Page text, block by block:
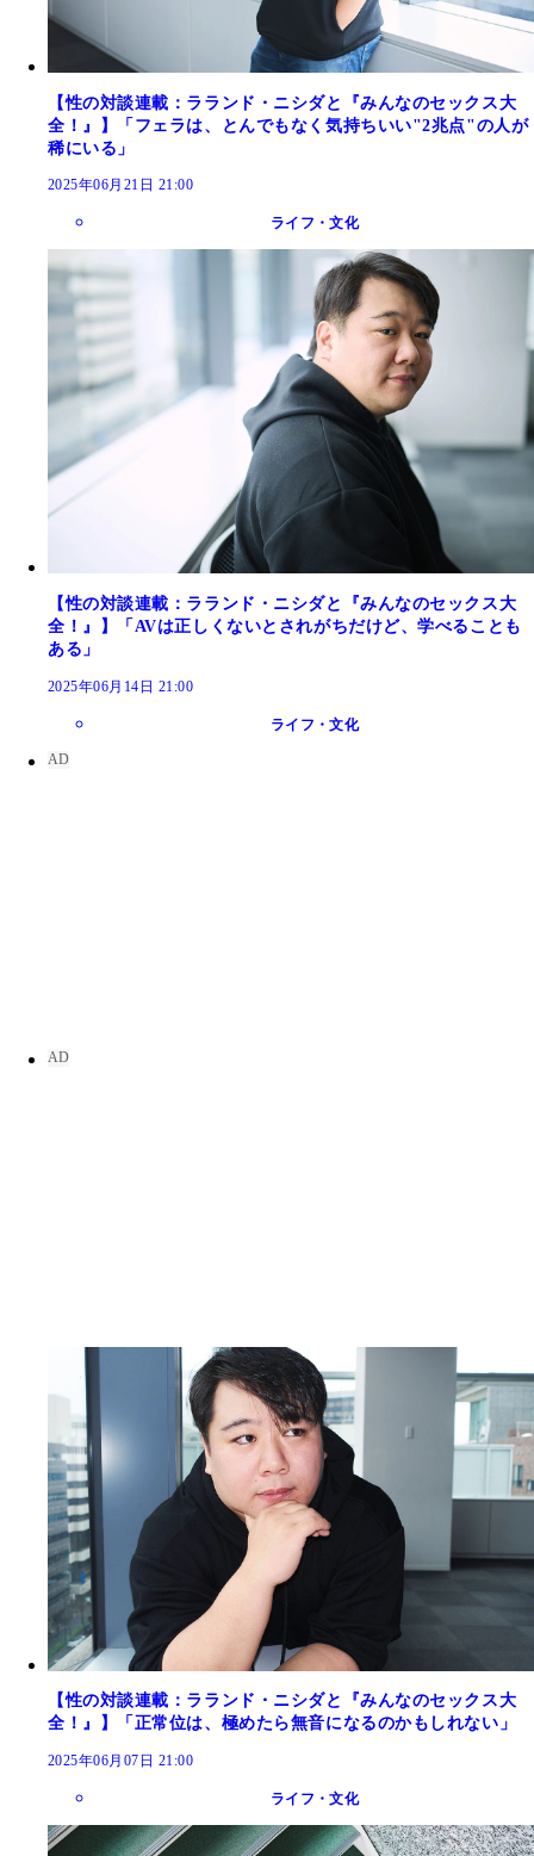
【性の対談連載：ラランド・ニシダと『みんなのセックス大
全！』】「フェラは、とんでもなく気持ちいい"2兆点"の人が
稀にいる」
2025年06月21日 21:00
ライフ・文化
【性の対談連載：ラランド・ニシダと『みんなのセックス大
全！』】「AVは正しくないとされがちだけど、学べることも
ある」
2025年06月14日 21:00
ライフ・文化
【性の対談連載：ラランド・ニシダと『みんなのセックス大
全！』】「正常位は、極めたら無音になるのかもしれない」
2025年06月07日 21:00
ライフ・文化